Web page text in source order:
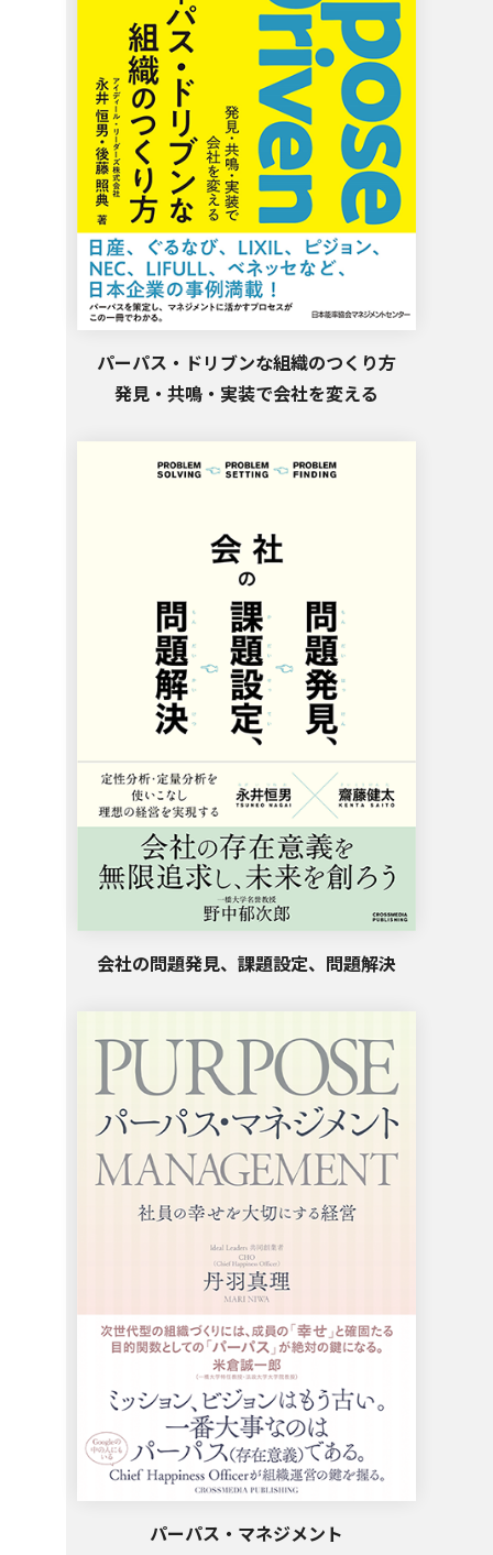
パーパス・ドリブンな組織のつくり方
発見・共鳴・実装で会社を変える
会社の問題発見、課題設定、問題解決
パーパス・マネジメント